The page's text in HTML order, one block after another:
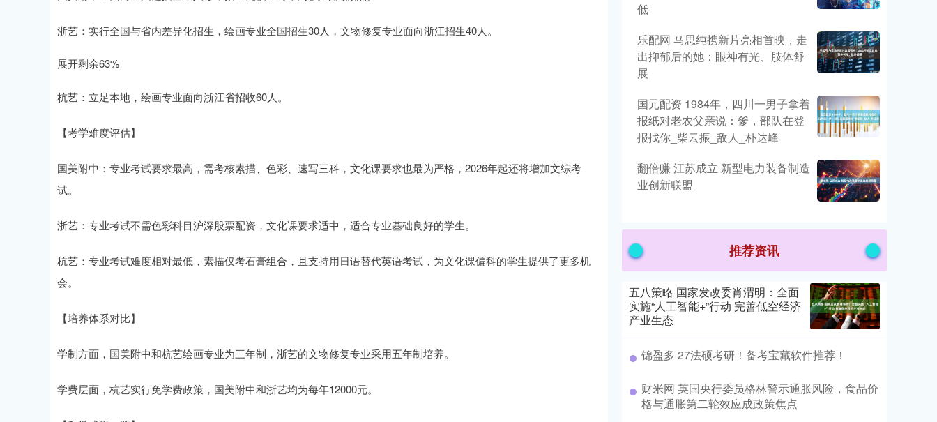
浙艺：实行全国与省内差异化招生，绘画专业全国招生30人，文物修复专业面向浙江招生40人。
展开剩余63%
杭艺：立足本地，绘画专业面向浙江省招收60人。
【考学难度评估】
国美附中：专业考试要求最高，需考核素描、色彩、速写三科，文化课要求也最为严格，2026年起还将增加文综考
试。
浙艺：专业考试不需色彩科目沪深股票配资，文化课要求适中，适合专业基础良好的学生。
杭艺：专业考试难度相对最低，素描仅考石膏组合，且支持用日语替代英语考试，为文化课偏科的学生提供了更多机
会。
【培养体系对比】
学制方面，国美附中和杭艺绘画专业为三年制，浙艺的文物修复专业采用五年制培养。
学费层面，杭艺实行免学费政策，国美附中和浙艺均为每年12000元。
低
乐配网 马思纯携新片亮相首映，走
出抑郁后的她：眼神有光、肢体舒
展
国元配资 1984年，四川一男子拿着
报纸对老农父亲说：爹，部队在登
报找你_柴云振_敌人_朴达峰
翻倍赚 江苏成立 新型电力装备制造
业创新联盟
推荐资讯
五八策略 国家发改委肖渭明：全面
实施“人工智能+”行动 完善低空经济
产业生态
锦盈多 27法硕考研！备考宝藏软件推荐！
财米网 英国央行委员格林警示通胀风险，食品价
格与通胀第二轮效应成政策焦点